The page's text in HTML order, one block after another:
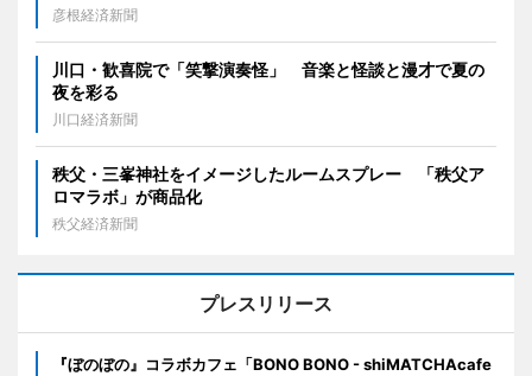
彦根経済新聞
川口・歓喜院で「笑撃演奏怪」 音楽と怪談と漫才で夏の
夜を彩る
川口経済新聞
秩父・三峯神社をイメージしたルームスプレー 「秩父ア
ロマラボ」が商品化
秩父経済新聞
プレスリリース
『ぼのぼの』コラボカフェ「BONO BONO - shiMATCHAcafe